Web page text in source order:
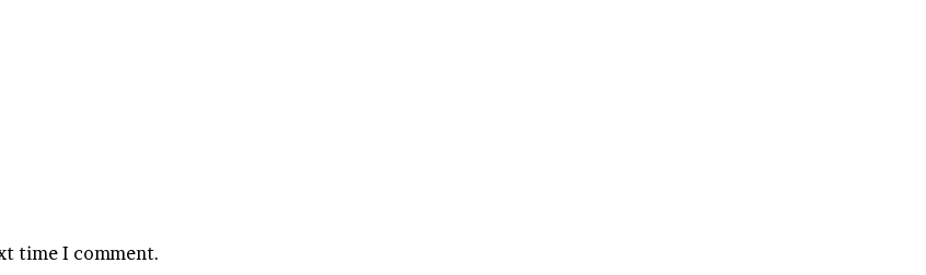
time I comment.